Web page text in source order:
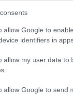
allow Google to
identifiers in
allow my user data to
allow Google to send